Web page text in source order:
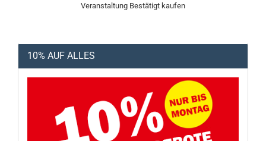
Veranstaltung Bestätigt kaufen
10% AUF ALLES